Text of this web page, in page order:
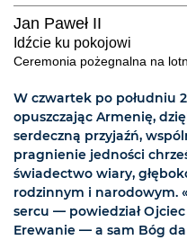
Jan Paweł II
Idźcie ku pokojowi
Ceremonia pożegnalna na
W czwartek po południu
opuszczając Armenię,
serdeczną przyjaźń,
pragnienie jedności
świadectwo wiary,
rodzinnym i narodowym.
sercu — powiedział
Erewanie — a sam Bóg